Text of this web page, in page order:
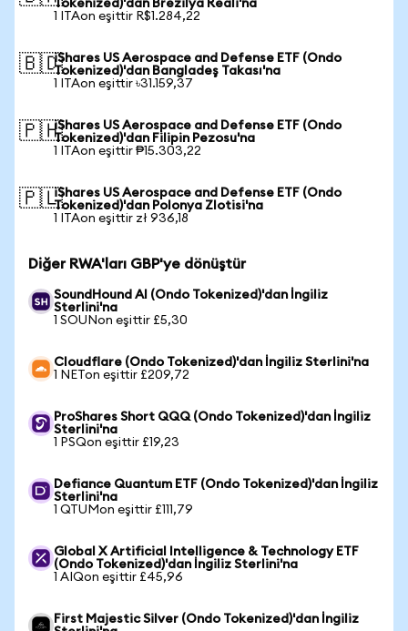
Tokenized)'dan Brezilya Reali'na
1 ITAon eşittir R$1.284,22
🇧🇩iShares US Aerospace and Defense ETF (Ondo
Tokenized)'dan Bangladeş Takası'na
1 ITAon eşittir ৳31.159,37
🇵🇭iShares US Aerospace and Defense ETF (Ondo
Tokenized)'dan Filipin Pezosu'na
1 ITAon eşittir ₱15.303,22
🇵🇱iShares US Aerospace and Defense ETF (Ondo
Tokenized)'dan Polonya Zlotisi'na
1 ITAon eşittir zł 936,18
Diğer RWA'ları GBP'ye dönüştür
SoundHound AI (Ondo Tokenized)'dan İngiliz
Sterlini'na
1 SOUNon eşittir £5,30
Cloudflare (Ondo Tokenized)'dan İngiliz Sterlini'na
1 NETon eşittir £209,72
ProShares Short QQQ (Ondo Tokenized)'dan İngiliz
Sterlini'na
1 PSQon eşittir £19,23
Defiance Quantum ETF (Ondo Tokenized)'dan İngiliz
Sterlini'na
1 QTUMon eşittir £111,79
Global X Artificial Intelligence & Technology ETF
(Ondo Tokenized)'dan İngiliz Sterlini'na
1 AIQon eşittir £45,96
First Majestic Silver (Ondo Tokenized)'dan İngiliz